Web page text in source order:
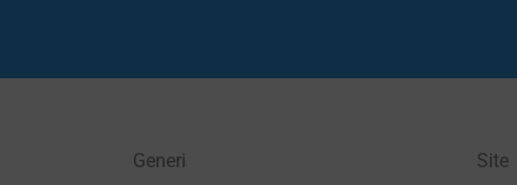
Generi
Site